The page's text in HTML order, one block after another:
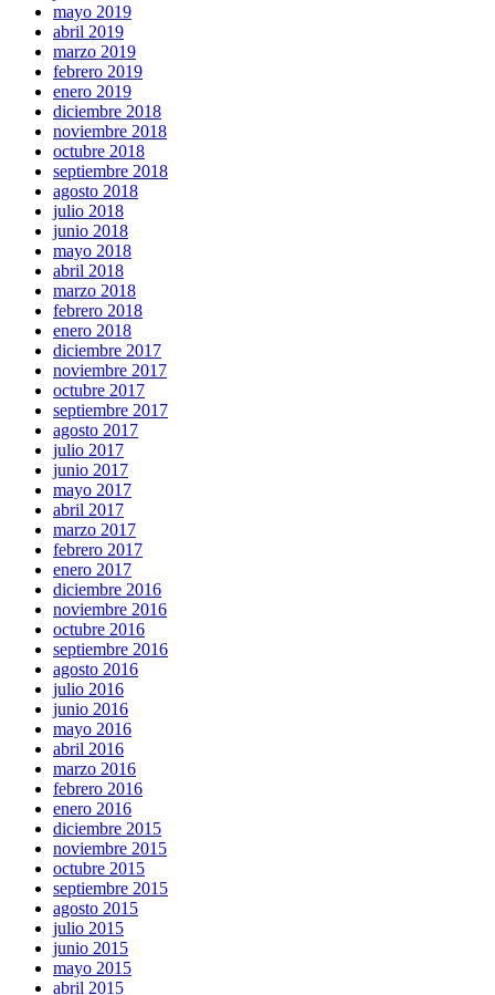
mayo 2019
abril 2019
marzo 2019
febrero 2019
enero 2019
diciembre 2018
noviembre 2018
octubre 2018
septiembre 2018
agosto 2018
julio 2018
junio 2018
mayo 2018
abril 2018
marzo 2018
febrero 2018
enero 2018
diciembre 2017
noviembre 2017
octubre 2017
septiembre 2017
agosto 2017
julio 2017
junio 2017
mayo 2017
abril 2017
marzo 2017
febrero 2017
enero 2017
diciembre 2016
noviembre 2016
octubre 2016
septiembre 2016
agosto 2016
julio 2016
junio 2016
mayo 2016
abril 2016
marzo 2016
febrero 2016
enero 2016
diciembre 2015
noviembre 2015
octubre 2015
septiembre 2015
agosto 2015
julio 2015
junio 2015
mayo 2015
abril 2015